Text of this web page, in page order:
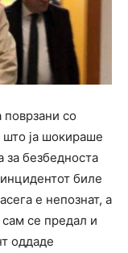
поврзани со
што ја шокираше
за безбедноста
биле
е непознат, а
се предал и
оддаде